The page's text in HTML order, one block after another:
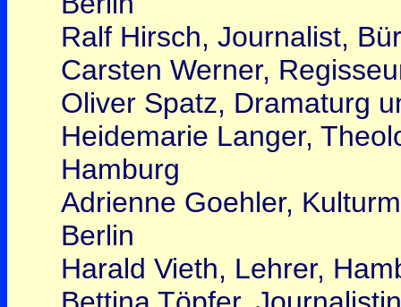
Ralf Hirsch, Journalist,
Carsten Werner,
Oliver Spatz, Dramaturg
Heidemarie Langer,
Hamburg
Adrienne Goehler,
Berlin
Harald Vieth, Lehrer,